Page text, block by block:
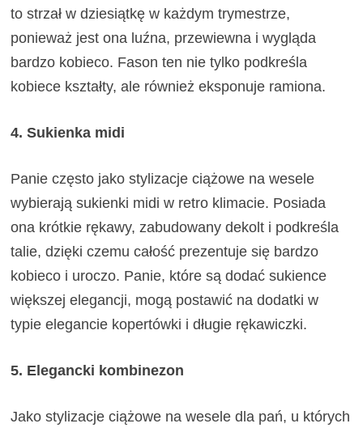
to strzał w dziesiątkę w każdym trymestrze,
ponieważ jest ona luźna, przewiewna i wygląda
bardzo kobieco. Fason ten nie tylko podkreśla
kobiece kształty, ale również eksponuje ramiona.
4. Sukienka midi
Panie często jako stylizacje ciążowe na wesele
wybierają sukienki midi w retro klimacie. Posiada
ona krótkie rękawy, zabudowany dekolt i podkreśla
talie, dzięki czemu całość prezentuje się bardzo
kobieco i uroczo. Panie, które są dodać sukience
większej elegancji, mogą postawić na dodatki w
typie elegancie kopertówki i długie rękawiczki.
5. Elegancki kombinezon
Jako stylizacje ciążowe na wesele dla pań, u których